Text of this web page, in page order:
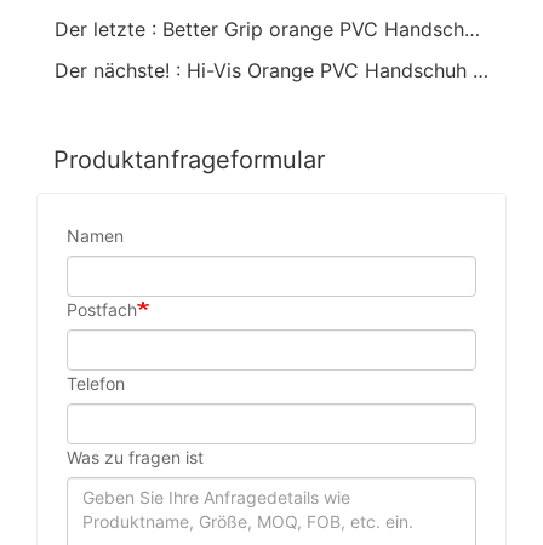
Der letzte : Better Grip orange PVC Handschuh mit 12"
Der nächste! : Hi-Vis Orange PVC Handschuh Sandy Finish Knt Wirst
Produktanfrageformular
Namen
Postfach
Telefon
Was zu fragen ist